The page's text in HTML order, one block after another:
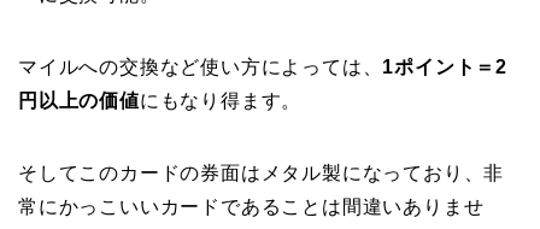
マイルへの交換など使い方によっては、 1ポイント＝2
円以上の価値にもなり得ます。
そしてこのカードの券面はメタル製になっており、非
常にかっこいいカードであることは間違いありませ